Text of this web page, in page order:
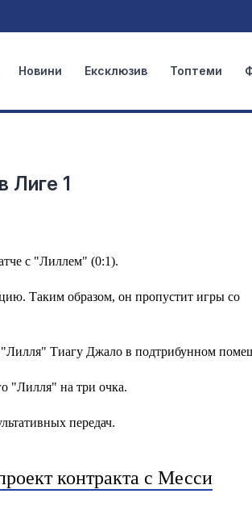
Новини Ексклюзив Топтеми
Лиге 1
с "Лиллем" (0:1).
Таким образом, он пропустит игры со
"Лилля" Тиагу Джало в подтрибунном
"Лилля" на три очка.
передач.
контракта с Месси